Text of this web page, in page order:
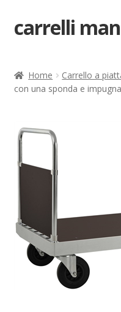
Vai
alla
Vai
al
carrelli
Carrello
Come ordinare
Come registrarsi al sito
Contatti
costruttori
Dove siamo
Home Carrello a
con una sponda e